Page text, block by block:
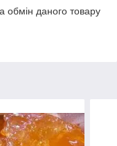
обмін даного товару